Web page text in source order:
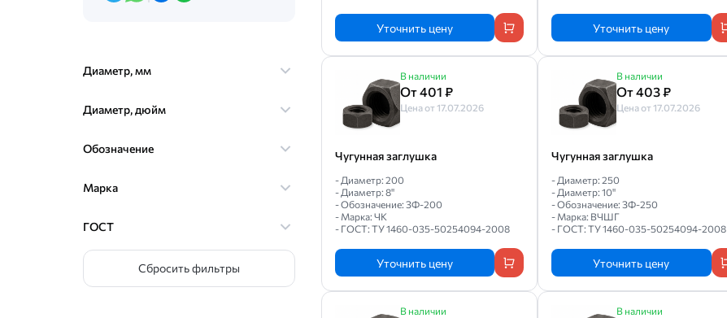
Диаметр, мм
Диаметр, дюйм
Обозначение
Марка
ГОСТ
Сбросить фильтры
Уточнить цену Уточнить цену
В наличии
От 401 ₽
Цена от 17.07.2026
Чугунная заглушка
- Диаметр: 200
- Диаметр: 8"
- Обозначение: ЗФ-200
- Марка: ЧК
- ГОСТ: ТУ 1460-035-50254094-2008
Уточнить цену
В наличии
От 403 ₽
Цена от 17.07.2026
Чугунная заглушка
- Диаметр: 250
- Диаметр: 10"
- Обозначение: ЗФ-250
- Марка: ВЧШГ
- ГОСТ: ТУ 1460-035-50254094-2008
Уточнить цену
В наличии В наличии